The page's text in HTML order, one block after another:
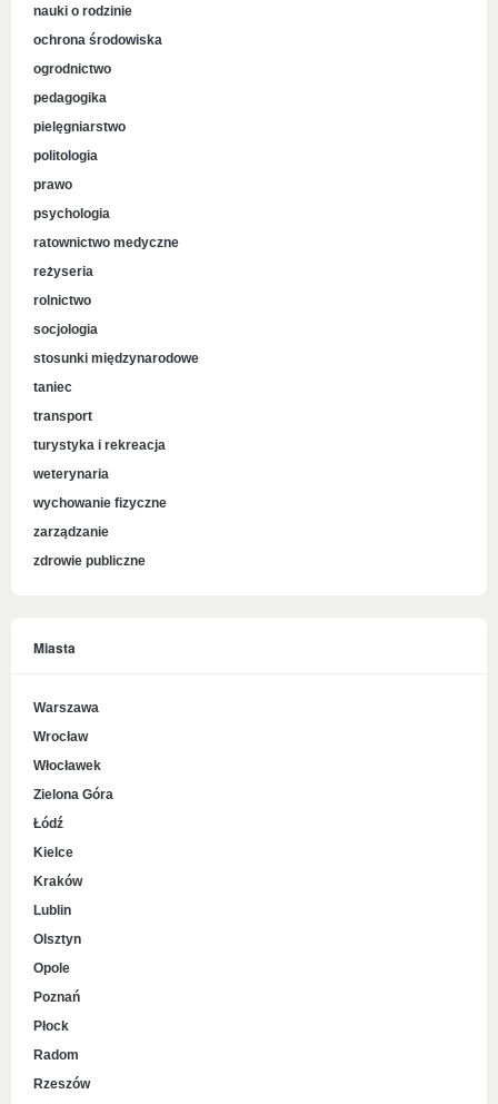
nauki o rodzinie
ochrona środowiska
ogrodnictwo
pedagogika
pielęgniarstwo
politologia
prawo
psychologia
ratownictwo medyczne
reżyseria
rolnictwo
socjologia
stosunki międzynarodowe
taniec
transport
turystyka i rekreacja
weterynaria
wychowanie fizyczne
zarządzanie
zdrowie publiczne
Miasta
Warszawa
Wrocław
Włocławek
Zielona Góra
Łódź
Kielce
Kraków
Lublin
Olsztyn
Opole
Poznań
Płock
Radom
Rzeszów